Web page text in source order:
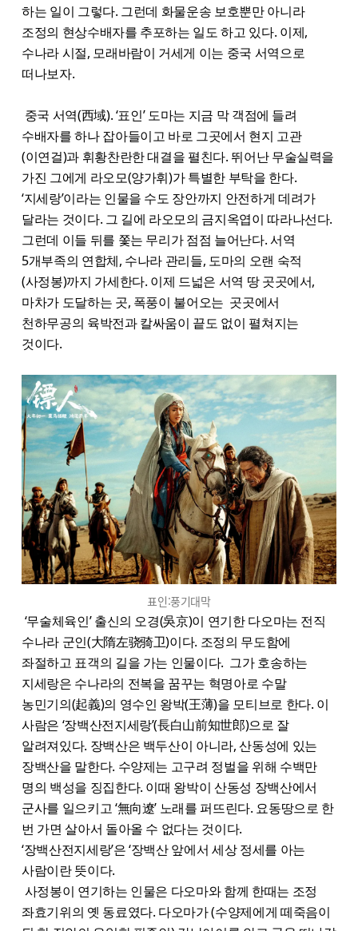
하는 일이 그렇다. 그런데 화물운송 보호뿐만 아니라
조정의 현상수배자를 추포하는 일도 하고 있다. 이제,
수나라 시절, 모래바람이 거세게 이는 중국 서역으로
떠나보자.
중국 서역(西域). ‘표인’ 도마는 지금 막 객점에 들려
수배자를 하나 잡아들이고 바로 그곳에서 현지 고관
(이연걸)과 휘황찬란한 대결을 펼친다. 뛰어난 무술실력을
가진 그에게 라오모(양가휘)가 특별한 부탁을 한다.
‘지세랑’이라는 인물을 수도 장안까지 안전하게 데려가
달라는 것이다. 그 길에 라오모의 금지옥엽이 따라나선다.
그런데 이들 뒤를 쫓는 무리가 점점 늘어난다. 서역
5개부족의 연합체, 수나라 관리들, 도마의 오랜 숙적
(사정봉)까지 가세한다. 이제 드넓은 서역 땅 곳곳에서,
마차가 도달하는 곳, 폭풍이 불어오는 곳곳에서
천하무공의 육박전과 칼싸움이 끝도 없이 펼쳐지는
것이다.
표인:풍기대막
‘무술체육인’ 출신의 오경(吳京)이 연기한 다오마는 전직
수나라 군인(大隋左骁骑卫)이다. 조정의 무도함에
좌절하고 표객의 길을 가는 인물이다. 그가 호송하는
지세랑은 수나라의 전복을 꿈꾸는 혁명아로 수말
농민기의(起義)의 영수인 왕박(王薄)을 모티브로 한다. 이
사람은 ‘장백산전지세랑’(長白山前知世郎)으로 잘
알려져있다. 장백산은 백두산이 아니라, 산동성에 있는
장백산을 말한다. 수양제는 고구려 정벌을 위해 수백만
명의 백성을 징집한다. 이때 왕박이 산동성 장백산에서
군사를 일으키고 ‘無向遼’ 노래를 퍼뜨린다. 요동땅으로 한
번 가면 살아서 돌아올 수 없다는 것이다.
‘장백산전지세랑’은 ‘장백산 앞에서 세상 정세를 아는
사람이란 뜻이다.
사정봉이 연기하는 인물은 다오마와 함께 한때는 조정
좌효기위의 옛 동료였다. 다오마가 (수양제에게 떼죽음이